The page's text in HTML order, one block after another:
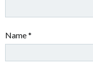
Name*